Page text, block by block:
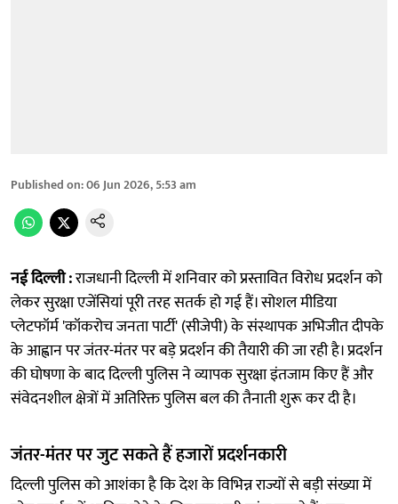
Published on:06 Jun 2026, 5:53 am
नई दिल्ली :राजधानी दिल्ली में शनिवार को प्रस्तावित विरोध प्रदर्शन को
लेकर सुरक्षा एजेंसियां पूरी तरह सतर्क हो गई हैं। सोशल मीडिया
प्लेटफॉर्म 'कॉकरोच जनता पार्टी' (सीजेपी) के संस्थापक अभिजीत दीपके
के आह्वान पर जंतर-मंतर पर बड़े प्रदर्शन की तैयारी की जा रही है। प्रदर्शन
की घोषणा के बाद दिल्ली पुलिस ने व्यापक सुरक्षा इंतजाम किए हैं और
संवेदनशील क्षेत्रों में अतिरिक्त पुलिस बल की तैनाती शुरू कर दी है।
जंतर-मंतर पर जुट सकते हैं हजारों प्रदर्शनकारी
दिल्ली पुलिस को आशंका है कि देश के विभिन्न राज्यों से बड़ी संख्या में